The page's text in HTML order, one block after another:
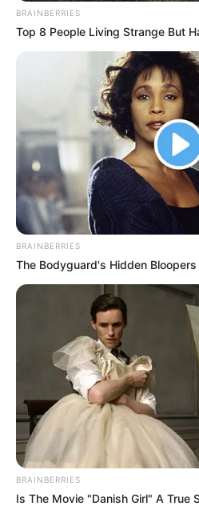
Sabías
mujer
3xcita
Ver más
BRAINBERRIES
Top 8 People Living Strange But
BRAINBERRIES
The Bodyguard's Hidden Bloopers
BRAINBERRIES
Is The Movie "Danish Girl" A True